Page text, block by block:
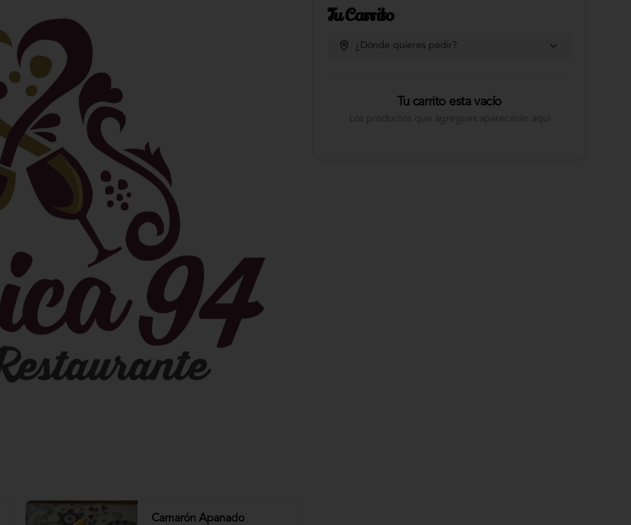
Camarón Apanado
Tu Carrito
¿Dónde quieres pedir?
Tu carrito esta vacío
Los productos que agregues aparecerán aquí